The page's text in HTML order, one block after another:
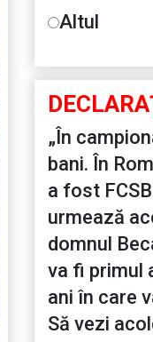
Altul
„În
bani. În
a fost
urmează
domnul
va fi primul
ani în care
Să vezi